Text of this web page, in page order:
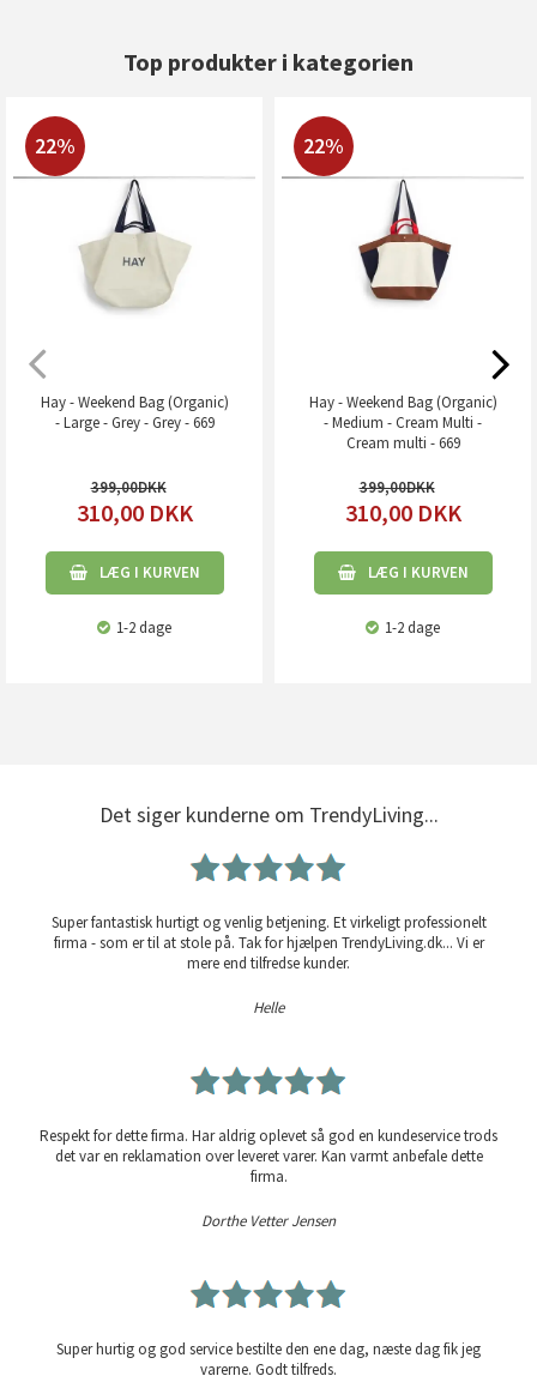
Top produkter i kategorien
22%
Hay - Weekend Bag (Organic)
- Large - Grey - Grey - 669
399,00
310,00 DKK
LÆG I KURVEN
1-2 dage
22%
Hay - Weekend Bag (Organic)
- Medium - Cream Multi -
Cream multi - 669
399,00
310,00 DKK
LÆG I KURVEN
1-2 dage
Det siger kunderne om TrendyLiving...
Super fantastisk hurtigt og venlig betjening. Et virkeligt professionelt
firma - som er til at stole på. Tak for hjælpen TrendyLiving.dk... Vi er
mere end tilfredse kunder.
Helle
Respekt for dette firma. Har aldrig oplevet så god en kundeservice trods
det var en reklamation over leveret varer. Kan varmt anbefale dette
firma.
Dorthe Vetter Jensen
Super hurtig og god service bestilte den ene dag, næste dag fik jeg
varerne. Godt tilfreds.